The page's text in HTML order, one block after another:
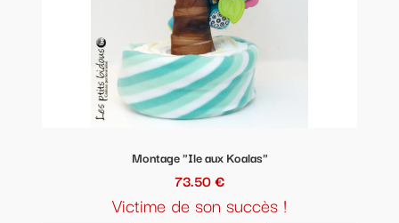
Montage "Ile aux Koalas"
73.50 €
Victime de son succès !